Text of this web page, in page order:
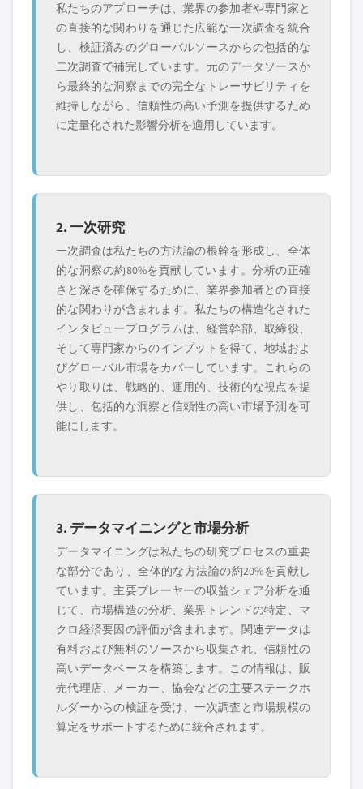
無料カスタマイズ - レポート価値の最大
20%
特定のデータが必要ですか？カスタマイ
ズをリクエストして、正確な要件に合わ
せた洞察を入手してください。
カスタマイズを依頼する →
私たちのアプローチは、業界の参加者や専門家と
の直接的な関わりを通じた広範な一次調査を統合
し、検証済みのグローバルソースからの包括的な
二次調査で補完しています。元のデータソースか
ら最終的な洞察までの完全なトレーサビリティを
維持しながら、信頼性の高い予測を提供するため
に定量化された影響分析を適用しています。
2. 一次研究
一次調査は私たちの方法論の根幹を形成し、全体
的な洞察の約80%を貢献しています。分析の正確
さと深さを確保するために、業界参加者との直接
的な関わりが含まれます。私たちの構造化された
インタビュープログラムは、経営幹部、取締役、
そして専門家からのインプットを得て、地域およ
びグローバル市場をカバーしています。これらの
やり取りは、戦略的、運用的、技術的な視点を提
供し、包括的な洞察と信頼性の高い市場予測を可
能にします。
3. データマイニングと市場分析
データマイニングは私たちの研究プロセスの重要
な部分であり、全体的な方法論の約20%を貢献し
ています。主要プレーヤーの収益シェア分析を通
じて、市場構造の分析、業界トレンドの特定、マ
クロ経済要因の評価が含まれます。関連データは
有料および無料のソースから収集され、信頼性の
高いデータベースを構築します。この情報は、販
売代理店、メーカー、協会などの主要ステークホ
ルダーからの検証を受け、一次調査と市場規模の
算定をサポートするために統合されます。